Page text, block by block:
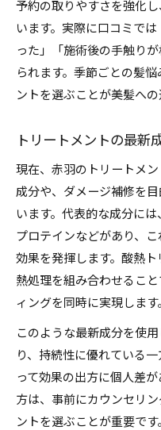
予約の取りやすさを強化
います。実際に口コミで
った」「施術後の手触り
られます。季節ごとの髪
ントを選ぶことが美髪への
トリートメントの最新
現在、赤羽のトリートメ
成分や、ダメージ補修を
います。代表的な成分に
プロテインなどがあり、
効果を発揮します。酸熱
熱処理を組み合わせるこ
ィングを同時に実現します。
このような最新成分を使
り、持続性に優れている
って効果の出方に個人差
方は、事前にカウンセリ
ントを選ぶことが重要で